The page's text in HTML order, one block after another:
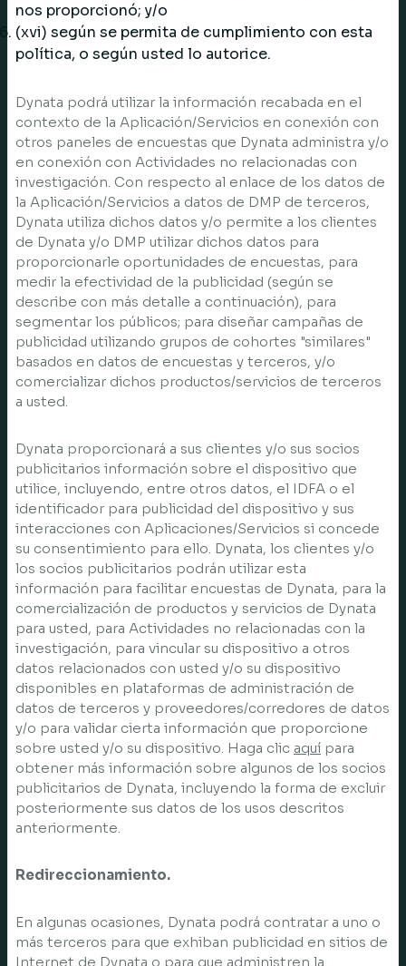
nos proporcionó; y/o
(xvi) según se permita de cumplimiento con esta
política, o según usted lo autorice.
Dynata podrá utilizar la información recabada en el
contexto de la Aplicación/Servicios en conexión con
otros paneles de encuestas que Dynata administra y/o
en conexión con Actividades no relacionadas con
investigación. Con respecto al enlace de los datos de
la Aplicación/Servicios a datos de DMP de terceros,
Dynata utiliza dichos datos y/o permite a los clientes
de Dynata y/o DMP utilizar dichos datos para
proporcionarle oportunidades de encuestas, para
medir la efectividad de la publicidad (según se
describe con más detalle a continuación), para
segmentar los públicos; para diseñar campañas de
publicidad utilizando grupos de cohortes "similares"
basados en datos de encuestas y terceros, y/o
comercializar dichos productos/servicios de terceros
a usted.
Dynata proporcionará a sus clientes y/o sus socios
publicitarios información sobre el dispositivo que
utilice, incluyendo, entre otros datos, el IDFA o el
identificador para publicidad del dispositivo y sus
interacciones con Aplicaciones/Servicios si concede
su consentimiento para ello. Dynata, los clientes y/o
los socios publicitarios podrán utilizar esta
información para facilitar encuestas de Dynata, para la
comercialización de productos y servicios de Dynata
para usted, para Actividades no relacionadas con la
investigación, para vincular su dispositivo a otros
datos relacionados con usted y/o su dispositivo
disponibles en plataformas de administración de
datos de terceros y proveedores/corredores de datos
y/o para validar cierta información que proporcione
sobre usted y/o su dispositivo. Haga clic aquí para
obtener más información sobre algunos de los socios
publicitarios de Dynata, incluyendo la forma de excluir
posteriormente sus datos de los usos descritos
anteriormente.
Redireccionamiento.
En algunas ocasiones, Dynata podrá contratar a uno o
más terceros para que exhiban publicidad en sitios de
Internet de Dynata o para que administren la